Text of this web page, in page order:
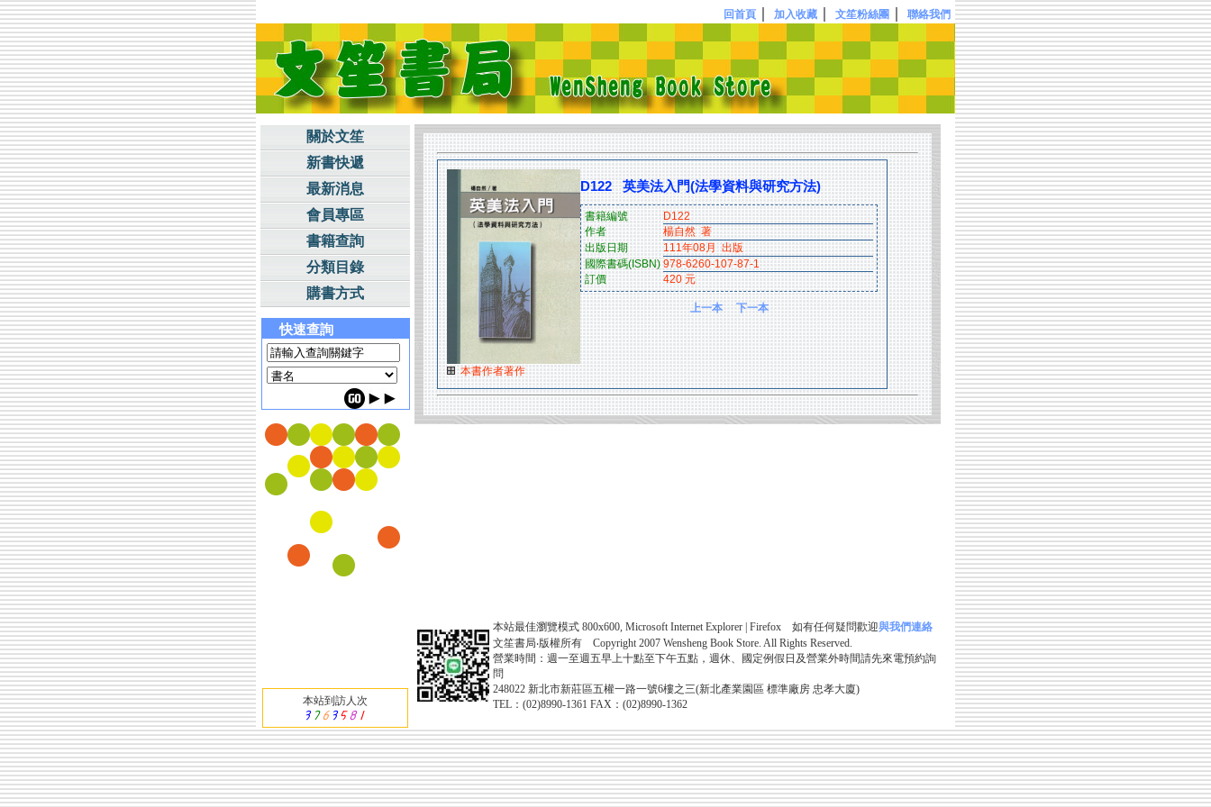
回首頁 加入收藏 文笙粉絲團 聯絡我們
關於文笙
新書快遞
最新消息
會員專區
書籍查詢
分類目錄
購書方式
快速查詢
D122 英美法入門(法學資料與研究方法)
書籍編號
D122
作者
楊自然 著
出版日期
111年08月 出版
國際書碼(ISBN) 978-6260-107-87-1
訂價
420 元
上一本 下一本
本書作者著作
本站到訪人次
本站最佳瀏覽模式 800x600, Microsoft Internet Explorer | Firefox 如有任何疑問歡迎與我們連絡
文笙書局‧版權所有 Copyright 2007 Wensheng Book Store. All Rights Reserved.
營業時間：週一至週五早上十點至下午五點，週休、國定例假日及營業外時間請先來電預約詢
問
248022 新北市新莊區五權一路一號6樓之三(新北產業園區 標準廠房 忠孝大廈)
TEL：(02)8990-1361 FAX：(02)8990-1362